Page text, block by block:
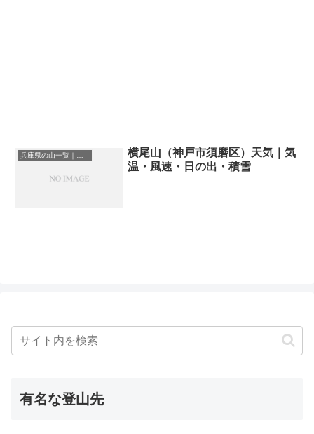
横尾山（神戸市須磨区）天気｜気
温・風速・日の出・積雪
有名な登山先